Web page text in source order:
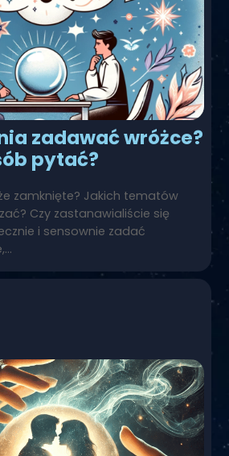
zadawać wróżce?
pytać?
zamknięte? Jakich tematów
Czy zastanawialiście się
i sensownie zadać